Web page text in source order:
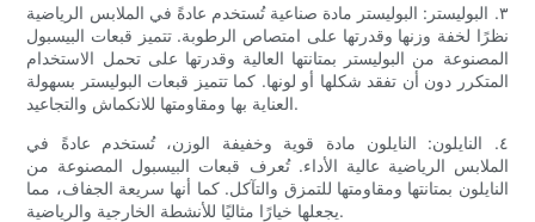
٣. البوليستر: البوليستر مادة صناعية تُستخدم عادةً في الملابس الرياضية
نظرًا لخفة وزنها وقدرتها على امتصاص الرطوبة. تتميز قبعات البيسبول
المصنوعة من البوليستر بمتانتها العالية وقدرتها على تحمل الاستخدام
المتكرر دون أن تفقد شكلها أو لونها. كما تتميز قبعات البوليستر بسهولة
العناية بها ومقاومتها للانكماش والتجاعيد.
٤. النايلون: النايلون مادة قوية وخفيفة الوزن، تُستخدم عادةً في
الملابس الرياضية عالية الأداء. تُعرف قبعات البيسبول المصنوعة من
النايلون بمتانتها ومقاومتها للتمزق والتآكل. كما أنها سريعة الجفاف، مما
يجعلها خيارًا مثاليًا للأنشطة الخارجية والرياضية.